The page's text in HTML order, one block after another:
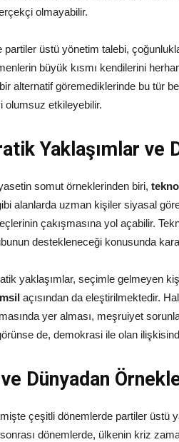
olmayabilir.
partiler üstü yönetim talebi,
büyük kısmı kendilerini
alternatif göremediklerinde bu tür
olumsuz etkileyebilir.
Yaklaşımlar ve
somut örneklerinden biri,
alanlarda uzman kişiler siyasal
çakışmasına yol açabilir.
destekleneceği konusunda
yaklaşımlar, seçimle gelmeyen
açısından da eleştirilmektedir.
yer alması, meşruiyet
de, demokrasi ile olan
Dünyadan
çeşitli dönemlerde partiler üstü
dönemlerde, ülkenin kriz